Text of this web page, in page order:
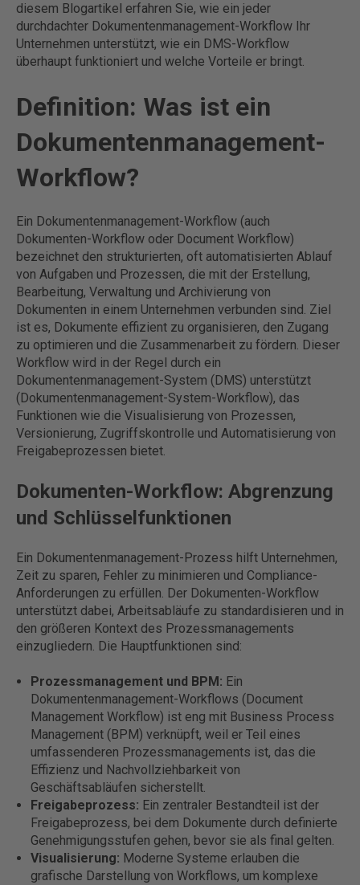
diesem Blogartikel erfahren Sie, wie ein jeder
durchdachter Dokumentenmanagement-Workflow Ihr
Unternehmen unterstützt, wie ein DMS-Workflow
überhaupt funktioniert und welche Vorteile er bringt.
Definition: Was ist ein
Dokumentenmanagement-
Workflow?
Ein Dokumentenmanagement-Workflow (auch
Dokumenten-Workflow oder Document Workflow)
bezeichnet den strukturierten, oft automatisierten Ablauf
von Aufgaben und Prozessen, die mit der Erstellung,
Bearbeitung, Verwaltung und Archivierung von
Dokumenten in einem Unternehmen verbunden sind. Ziel
ist es, Dokumente effizient zu organisieren, den Zugang
zu optimieren und die Zusammenarbeit zu fördern. Dieser
Workflow wird in der Regel durch ein
Dokumentenmanagement-System (DMS) unterstützt
(Dokumentenmanagement-System-Workflow), das
Funktionen wie die Visualisierung von Prozessen,
Versionierung, Zugriffskontrolle und Automatisierung von
Freigabeprozessen bietet.
Dokumenten-Workflow: Abgrenzung
und Schlüsselfunktionen
Ein Dokumentenmanagement-Prozess hilft Unternehmen,
Zeit zu sparen, Fehler zu minimieren und Compliance-
Anforderungen zu erfüllen. Der Dokumenten-Workflow
unterstützt dabei, Arbeitsabläufe zu standardisieren und in
den größeren Kontext des Prozessmanagements
einzugliedern. Die Hauptfunktionen sind:
Prozessmanagement und BPM: Ein
Dokumentenmanagement-Workflows (Document
Management Workflow) ist eng mit Business Process
Management (BPM) verknüpft, weil er Teil eines
umfassenderen Prozessmanagements ist, das die
Effizienz und Nachvollziehbarkeit von
Geschäftsabläufen sicherstellt.
Freigabeprozess: Ein zentraler Bestandteil ist der
Freigabeprozess, bei dem Dokumente durch definierte
Genehmigungsstufen gehen, bevor sie als final gelten.
Visualisierung: Moderne Systeme erlauben die
grafische Darstellung von Workflows, um komplexe